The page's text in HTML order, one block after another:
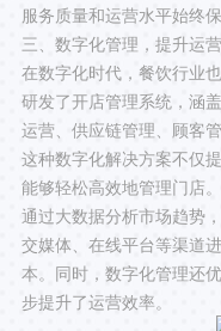
服务质量和运营水平始终
三、数字化管理，提升运
在数字化时代，餐饮行业
研发了开店管理系统，涵
运营、供应链管理、顾客
这种数字化解决方案不仅
能够轻松高效地管理门店。
通过大数据分析市场趋势
交媒体、在线平台等渠道
本。同时，数字化管理还
步提升了运营效率。